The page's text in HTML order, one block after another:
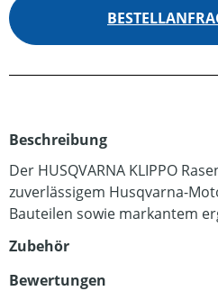
Beschreibung
Der HUSQVARNA KLIPPO
zuverlässigem Husqvarna-
Bauteilen sowie markantem
Zubehör
Bewertungen